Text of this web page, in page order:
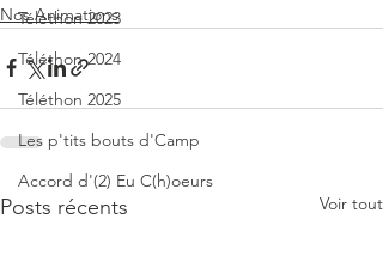
Téléthon 2023
Téléthon 2024
Téléthon 2025
Les p'tits bouts d'Camp
Accord d'(2) Eu C(h)oeurs
Nos Animations
Posts récents Voir tout